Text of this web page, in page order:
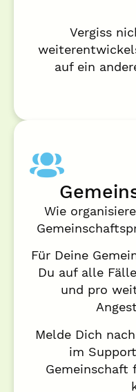
Vergiss
auf ein
Wie
Für Deine
Du auf alle
und pro
Melde Dich
im
Gemeinschaft